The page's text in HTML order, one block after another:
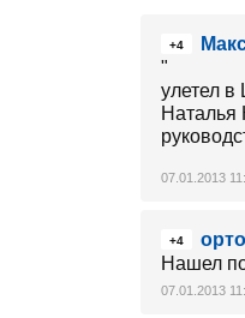
+4
"
улетел
Наталья
07.01.2013
+4
Нашел
07.01.2013